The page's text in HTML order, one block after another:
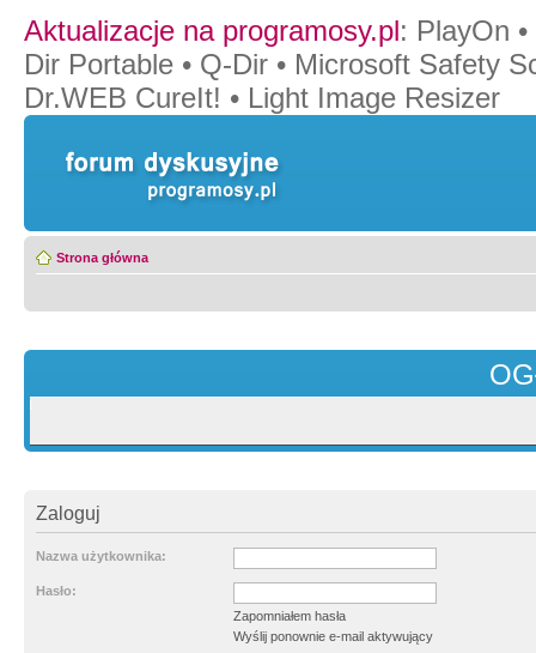
Aktualizacje na programosy.pl: PlayOn •
Dir Portable • Q-Dir • Microsoft Safety
Dr.WEB CureIt! • Light Image Resizer
Strona główna
Zaloguj
Nazwa użytkownika:
Hasło:
Zapomniałem hasła
Wyślij ponownie e-mail aktywujący